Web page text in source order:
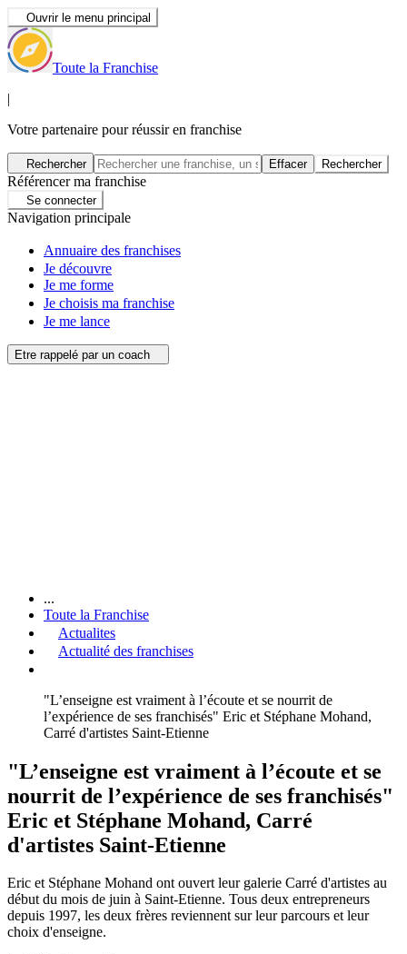
Ouvrir le menu principal
Toute la Franchise
|
Votre partenaire pour réussir en franchise
Rechercher Effacer Rechercher
Référencer ma franchise
Se connecter
Navigation principale
Annuaire des franchises
Je découvre
Je me forme
Je choisis ma franchise
Je me lance
Etre rappelé par un coach
...
Toute la Franchise
Actualites
Actualité des franchises
"L’enseigne est vraiment à l’écoute et se nourrit de
l’expérience de ses franchisés" Eric et Stéphane Mohand,
Carré d'artistes Saint-Etienne
"L’enseigne est vraiment à l’écoute et se
nourrit de l’expérience de ses franchisés"
Eric et Stéphane Mohand, Carré
d'artistes Saint-Etienne
Eric et Stéphane Mohand ont ouvert leur galerie Carré d'artistes au
début du mois de juin à Saint-Etienne. Tous deux entrepreneurs
depuis 1997, les deux frères reviennent sur leur parcours et leur
choix d'enseigne.